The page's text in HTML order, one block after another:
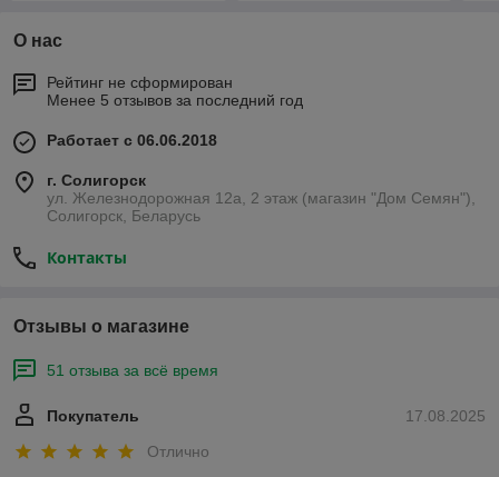
О нас
Рейтинг не сформирован
Менее 5 отзывов за последний год
Работает с 06.06.2018
г. Солигорск
ул. Железнодорожная 12а, 2 этаж (магазин "Дом Семян"),
Солигорск, Беларусь
Контакты
Отзывы о магазине
51 отзыва за всё время
17.08.2025
Покупатель
Отлично